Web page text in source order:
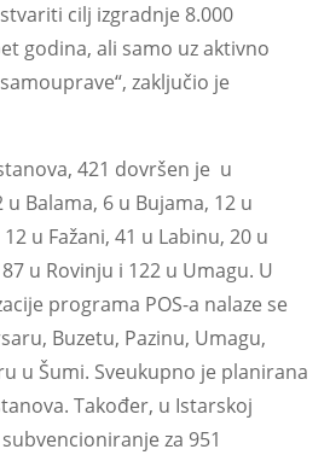
cilj izgradnje 8.000
godina, ali samo uz aktivno
zaključio je
421 dovršen je u
Balama, 6 u Bujama, 12 u
u Fažani, 41 u Labinu, 20 u
u Rovinju i 122 u Umagu. U
programa POS-a nalaze se
Buzetu, Pazinu, Umagu,
u Šumi. Sveukupno je planirana
Također, u Istarskoj
za 951